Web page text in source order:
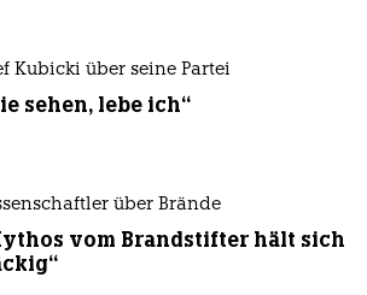
Kubicki über seine Partei
sehen, lebe ich“
über Brände
vom Brandstifter hält sich